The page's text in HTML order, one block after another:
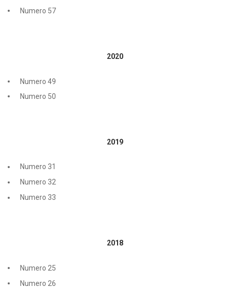
Numero 57
2020
Numero 49
Numero 50
2019
Numero 31
Numero 32
Numero 33
2018
Numero 25
Numero 26